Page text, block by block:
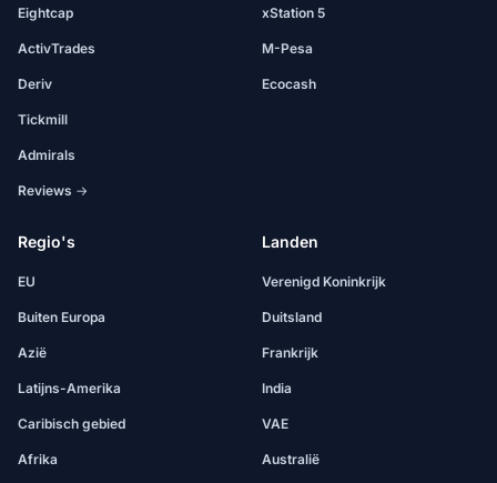
Eightcap
ActivTrades
Deriv
Tickmill
Admirals
Reviews →
xStation 5
M-Pesa
Ecocash
Regio's
EU
Buiten Europa
Azië
Latijns-Amerika
Caribisch gebied
Afrika
Landen
Verenigd Koninkrijk
Duitsland
Frankrijk
India
VAE
Australië